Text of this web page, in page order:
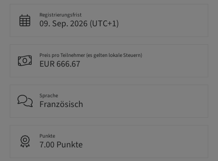
Registrierungsfrist
09. Sep. 2026 (UTC+1)
Preis pro Teilnehmer (es gelten lokale Steuern)
EUR 666.67
Sprache
Französisch
Punkte
7.00 Punkte